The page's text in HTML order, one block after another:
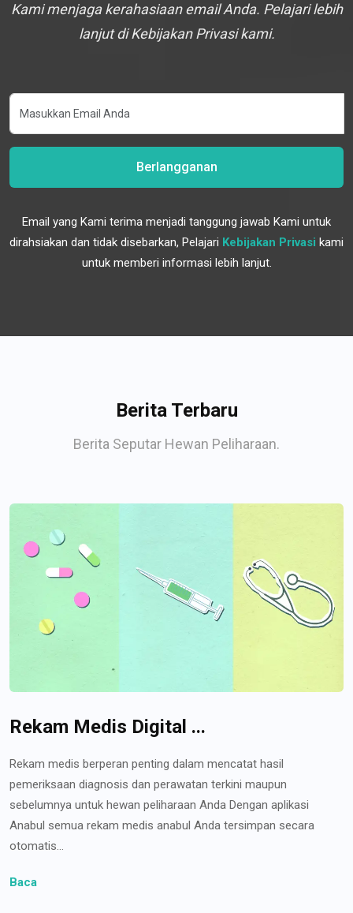
Kami menjaga kerahasiaan email Anda. Pelajari lebih
lanjut di Kebijakan Privasi kami.
Berlangganan
Email yang Kami terima menjadi tanggung jawab Kami untuk
dirahsiakan dan tidak disebarkan, Pelajari Kebijakan Privasi kami
untuk memberi informasi lebih lanjut.
Berita Terbaru
Berita Seputar Hewan Peliharaan.
Rekam Medis Digital ...
Rekam medis berperan penting dalam mencatat hasil
pemeriksaan diagnosis dan perawatan terkini maupun
sebelumnya untuk hewan peliharaan Anda Dengan aplikasi
Anabul semua rekam medis anabul Anda tersimpan secara
otomatis...
Baca